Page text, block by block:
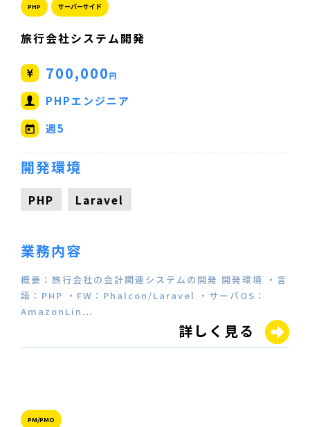
PHP サーバーサイド
旅行会社システム開発
700,000円
PHPエンジニア
週5
開発環境
PHP Laravel
業務内容
概要：旅行会社の会計関連システムの開発 開発環境 ・言
語：PHP ・FW：Phalcon/Laravel ・サーバOS：
AmazonLin…
詳しく見る
PM/PMO